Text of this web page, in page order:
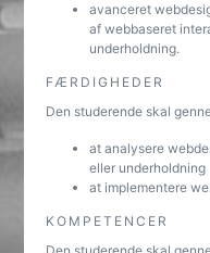
avanceret
af webbaseret
underholdning.
FÆRDIGHEDER
Den studerende skal
at analysere
eller underholdning
at implementere
KOMPETENCER